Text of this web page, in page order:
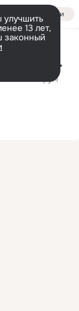
Войти
13 лет,
законный
Как не думать о тебе
Варум